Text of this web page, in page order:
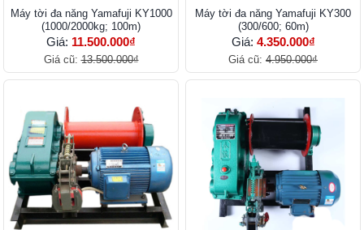
Máy tời đa năng Yamafuji KY1000
(1000/2000kg; 100m)
Giá: 11.500.000₫
Giá cũ:13.500.000₫
Máy tời đa năng Yamafuji KY300
(300/600; 60m)
Giá: 4.350.000₫
Giá cũ: 4.950.000₫